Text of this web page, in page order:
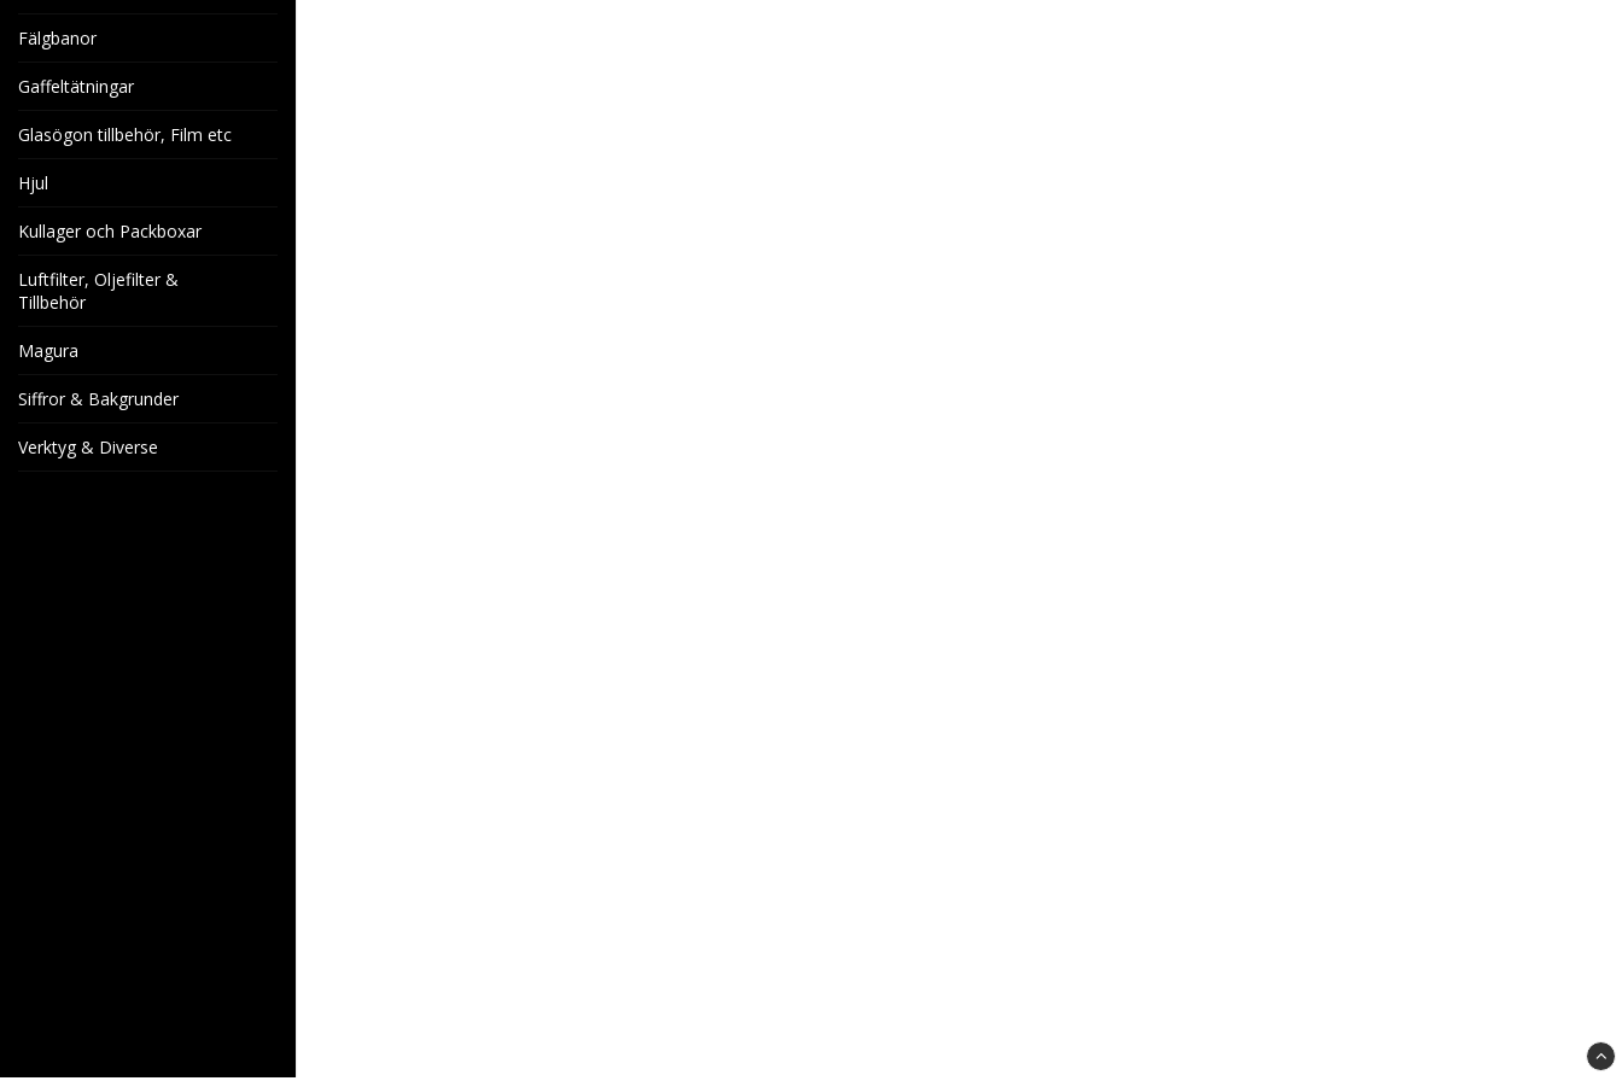
Fälgbanor
Gaffeltätningar
Glasögon tillbehör, Film etc
Hjul
Kullager och Packboxar
Luftfilter, Oljefilter &
Tillbehör
Magura
Siffror & Bakgrunder
Verktyg & Diverse